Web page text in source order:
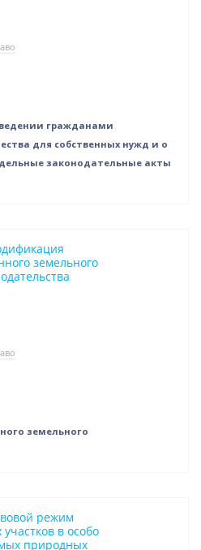
гражданами
для собственных нужд и о
законодательные акты
земельного